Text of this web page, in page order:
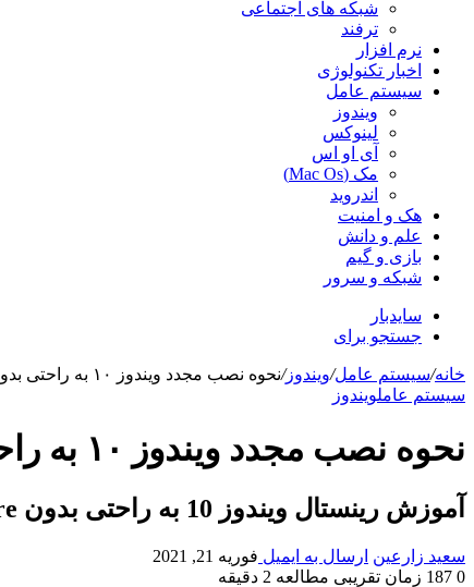
شبکه های اجتماعی
ترفند
نرم افزار
اخبار تکنولوژی
سیستم عامل
ویندوز
لینوکس
آی او اس
مک (Mac Os)
اندروید
هک و امنیت
علم و دانش
بازی و گیم
شبکه و سرور
سایدبار
جستجو برای
خانه/سیستم عامل/ویندوز/نحوه نصب مجدد ویندوز ۱۰ به راحتی بدون Bloatware
سیستم عاملویندوز
نحوه نصب مجدد ویندوز ۱۰ به راحتی بدون Bloatware
آموزش رینستال ویندوز 10 به راحتی بدون Bloatware
سعید زارعین ارسال به ایمیل فوریه 21, 2021
0
زمان تقریبی مطالعه 2 دقیقه